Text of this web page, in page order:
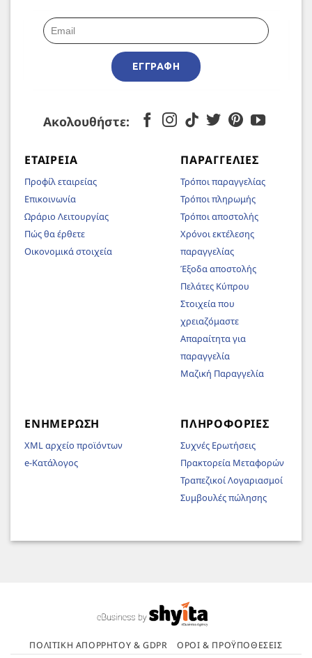
ΕΓΓΡΑΦΉ
Ακολουθήστε:
ΕΤΑΙΡΕΊΑ
Προφίλ εταιρείας
Επικοινωνία
Ωράριο Λειτουργίας
Πώς θα έρθετε
Οικονομικά στοιχεία
ΠΑΡΑΓΓΕΛΊΕΣ
Τρόποι παραγγελίας
Τρόποι πληρωμής
Τρόποι αποστολής
Χρόνοι εκτέλεσης
παραγγελίας
Έξοδα αποστολής
Πελάτες Κύπρου
Στοιχεία που
χρειαζόμαστε
Απαραίτητα για
παραγγελία
Μαζική Παραγγελία
ΕΝΗΜΈΡΩΣΗ
XML αρχείο προϊόντων
e-Κατάλογος
ΠΛΗΡΟΦΟΡΊΕΣ
Συχνές Ερωτήσεις
Πρακτορεία Μεταφορών
Τραπεζικοί Λογαριασμοί
Συμβουλές πώλησης
ΠΟΛΙΤΙΚΉ ΑΠΟΡΡΉΤΟΥ & GDPR ΌΡΟΙ & ΠΡΟΫΠΟΘΈΣΕΙΣ